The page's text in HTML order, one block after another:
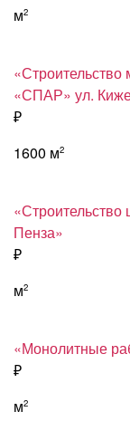
м2
«Строительство
«СПАР» ул.
₽
1600 м2
Пенза»
₽
м2
«Монолитные
₽
м2